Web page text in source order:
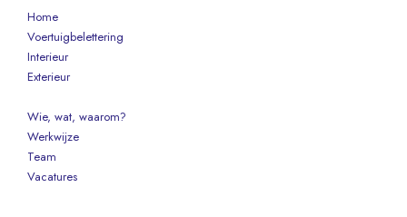
Home
Voertuigbelettering
Interieur
Exterieur
Wie, wat, waarom?
Werkwijze
Team
Vacatures